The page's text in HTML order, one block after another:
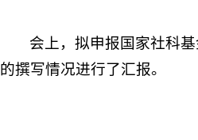
会上，拟申报国家社科
的撰写情况进行了汇报。